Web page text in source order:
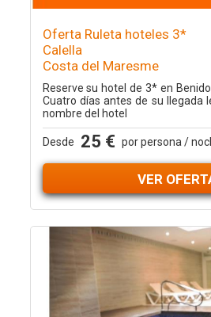
Oferta Ruleta hoteles 3*
Calella
Costa del Maresme
Reserve su hotel de 3* en
Cuatro días antes de su llegada
nombre del hotel
Desde 25 € por persona /
VER